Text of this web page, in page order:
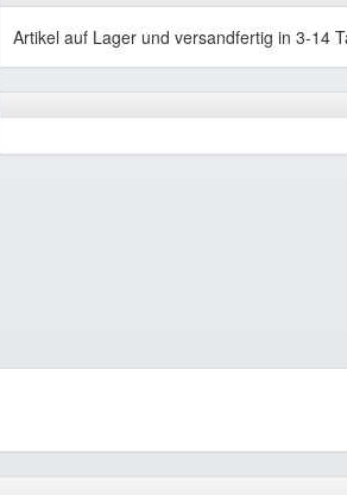
Artikel auf Lager und versandfertig in 3-14